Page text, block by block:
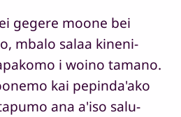
gegere moone bei
mbalo salaa kineni-
i woino tamano.
kai pepinda'ako
ana a'iso salu-